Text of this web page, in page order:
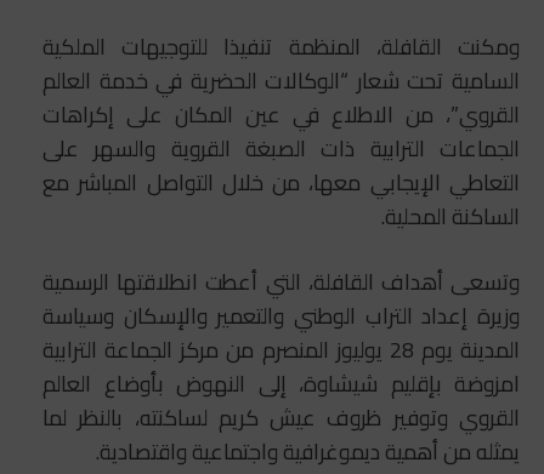
ومكنت القافلة، المنظمة تنفيذا للتوجيهات الملكية
السامية تحت شعار “الوكالات الحضرية في خدمة العالم
القروي”، من الاطلاع في عين المكان على إكراهات
الجماعات الترابية ذات الصبغة القروية والسهر على
التعاطي الإيجابي معها، من خلال التواصل المباشر مع
الساكنة المحلية.
وتسعى أهداف القافلة، التي أعطت انطلاقتها الرسمية
وزيرة إعداد التراب الوطني والتعمير والإسكان وسياسة
المدينة يوم 28 يوليوز المنصرم من مركز الجماعة الترابية
امزوضة بإقليم شيشاوة، إلى النهوض بأوضاع العالم
القروي وتوفير ظروف عيش كريم لساكنته، بالنظر لما
يمثله من أهمية ديموغرافية واجتماعية واقتصادية.